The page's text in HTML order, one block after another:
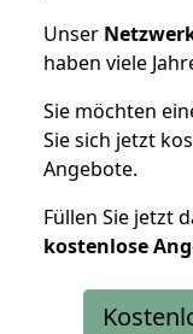
Unser
haben viele
Sie möchten
Sie sich jetzt
Angebote.
Füllen Sie jetzt
kostenlose